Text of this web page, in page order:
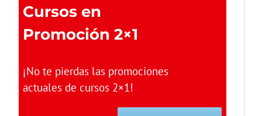
Cursos en
Promoción 2×1
¡No te pierdas las promociones
actuales de cursos 2×1!